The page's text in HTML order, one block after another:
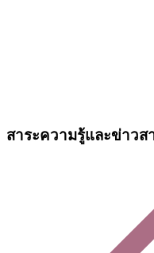
สาระความรู้และข่าวส